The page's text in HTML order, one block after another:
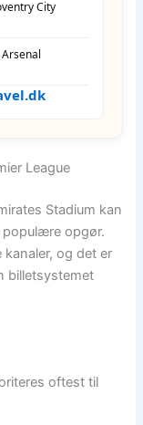
City
League
Stadium kan
opgør.
og det er
billetsystemet
oftest til